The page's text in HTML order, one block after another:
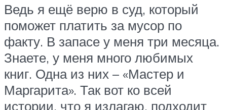
Ведь я ещё верю в суд, который
поможет платить за мусор по
факту. В запасе у меня три месяца.
Знаете, у меня много любимых
книг. Одна из них – «Мастер и
Маргарита». Так вот ко всей
истории, что я излагаю, подходит